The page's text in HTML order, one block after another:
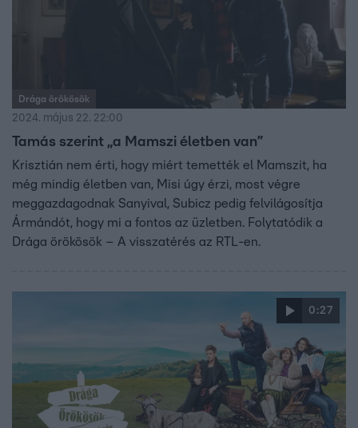
Drága örökösök
2024. május 22. 22:00
Tamás szerint „a Mamszi életben van”
Krisztián nem érti, hogy miért temették el Mamszit, ha
még mindig életben van, Misi úgy érzi, most végre
meggazdagodnak Sanyival, Subicz pedig felvilágosítja
Ármándót, hogy mi a fontos az üzletben. Folytatódik a
Drága örökösök – A visszatérés az RTL-en.
0:27